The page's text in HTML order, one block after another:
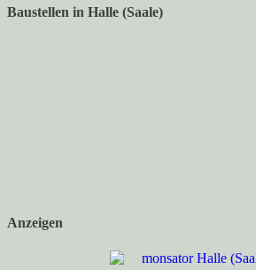
Baustellen in Halle (Saale)
Anzeigen